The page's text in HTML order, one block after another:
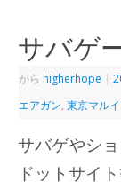
サバゲ
から higherhope |
エアガン,東京マル
サバゲやシ
ドットサイ